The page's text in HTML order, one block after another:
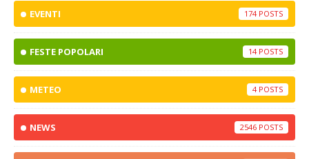
EVENTI 174
FESTE POPOLARI 14
METEO 4
NEWS 2546